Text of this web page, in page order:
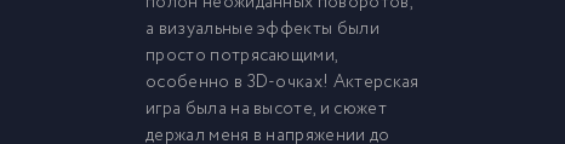
а визуальные эффекты были
просто потрясающими,
особенно в 3D-очках! Актерская
игра была на высоте, и сюжет
держал меня в напряжении до